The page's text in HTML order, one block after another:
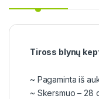
Tiross blynų
~ Pagaminta iš
~ Skersmuo – 28